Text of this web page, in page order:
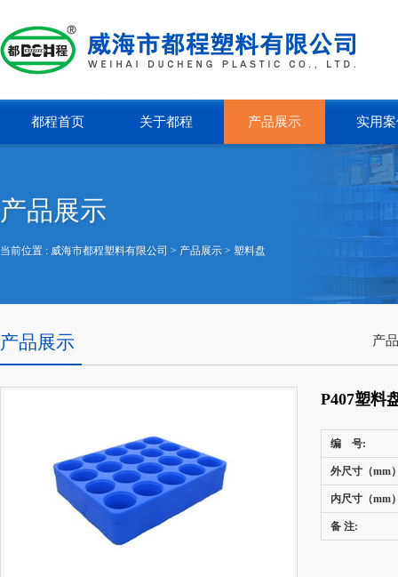
都程首页 关于都程 产品展示 实用
产品展示
当前位置 : 威海市都程塑料有限公司 > 产品展示 > 塑料盘
产品展示 产
P407塑料
编 号:
外尺寸（mm
内尺寸（mm
备 注: